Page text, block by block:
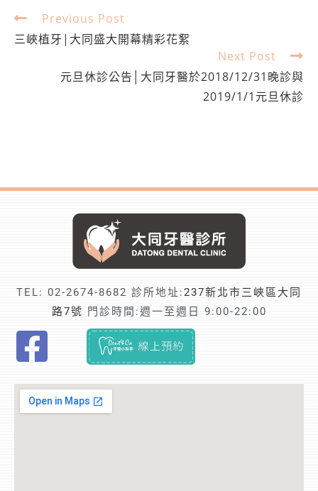
Previous Post
三峽植牙|大同盛大開幕精彩花絮
Next Post
元旦休診公告│大同牙醫於2018/12/31晚診與
2019/1/1元旦休診
TEL: 02-2674-8682 診所地址:237新北市三峽區大同
路7號 門診時間:週一至週日 9:00-22:00
F
d